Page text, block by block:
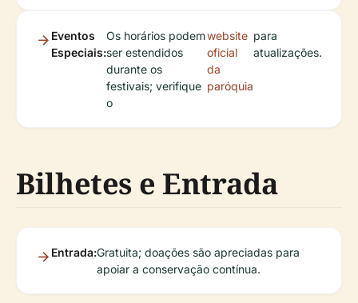
Eventos
Especiais:
Os horários podem
ser estendidos
durante os
festivais; verifique
o
website
oficial
da
paróquia
para
atualizações.
Bilhetes e Entrada
Entrada:Gratuita; doações são apreciadas para
apoiar a conservação contínua.